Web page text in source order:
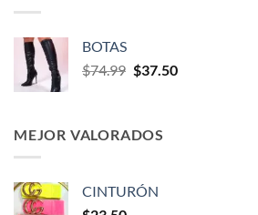
BOTAS
$74.99 $37.50
MEJOR VALORADOS
CINTURÓN